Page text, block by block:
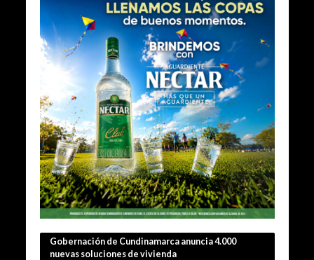
Gobernación de Cundinamarca anuncia 4.000
nuevas soluciones de vivienda